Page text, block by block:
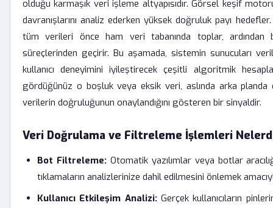
olduğu karmaşık veri işleme altyapısıdır. Görsel keşif
davranışlarını analiz ederken yüksek doğruluk payı
tüm verileri önce ham veri tabanında toplar,
süreçlerinden geçirir. Bu aşamada, sistemin sunucuları
kullanıcı deneyimini iyileştirecek çeşitli algoritmik
gördüğünüz o boşluk veya eksik veri, aslında arka planda
verilerin doğruluğunun onaylandığını gösteren bir sinyaldir.
Veri Doğrulama ve Filtreleme İşlemleri
Bot Filtreleme:Otomatik yazılımlar veya botlar
tıklamaların analizlerinize dahil edilmesini önlemek
Kullanıcı Etkileşim Analizi:Gerçek kullanıcıların